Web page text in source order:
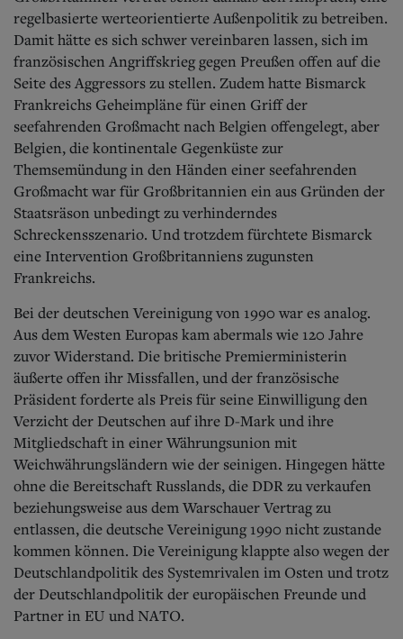
regelbasierte werteorientierte Außenpolitik zu betreiben.
Damit hätte es sich schwer vereinbaren lassen, sich im
französischen Angriffskrieg gegen Preußen offen auf die
Seite des Aggressors zu stellen. Zudem hatte Bismarck
Frankreichs Geheimpläne für einen Griff der
seefahrenden Großmacht nach Belgien offengelegt, aber
Belgien, die kontinentale Gegenküste zur
Themsemündung in den Händen einer seefahrenden
Großmacht war für Großbritannien ein aus Gründen der
Staatsräson unbedingt zu verhinderndes
Schreckensszenario. Und trotzdem fürchtete Bismarck
eine Intervention Großbritanniens zugunsten
Frankreichs.
Bei der deutschen Vereinigung von 1990 war es analog.
Aus dem Westen Europas kam abermals wie 120 Jahre
zuvor Widerstand. Die britische Premierministerin
äußerte offen ihr Missfallen, und der französische
Präsident forderte als Preis für seine Einwilligung den
Verzicht der Deutschen auf ihre D-Mark und ihre
Mitgliedschaft in einer Währungsunion mit
Weichwährungsländern wie der seinigen. Hingegen hätte
ohne die Bereitschaft Russlands, die DDR zu verkaufen
beziehungsweise aus dem Warschauer Vertrag zu
entlassen, die deutsche Vereinigung 1990 nicht zustande
kommen können. Die Vereinigung klappte also wegen der
Deutschlandpolitik des Systemrivalen im Osten und trotz
der Deutschlandpolitik der europäischen Freunde und
Partner in EU und NATO.